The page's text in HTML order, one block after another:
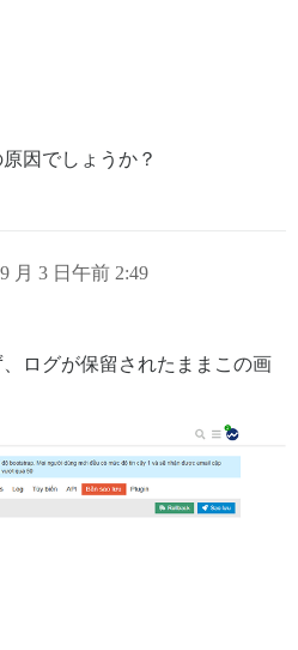
因でしょうか？
月 3 日午前 2:49
ログが保留されたままこの画